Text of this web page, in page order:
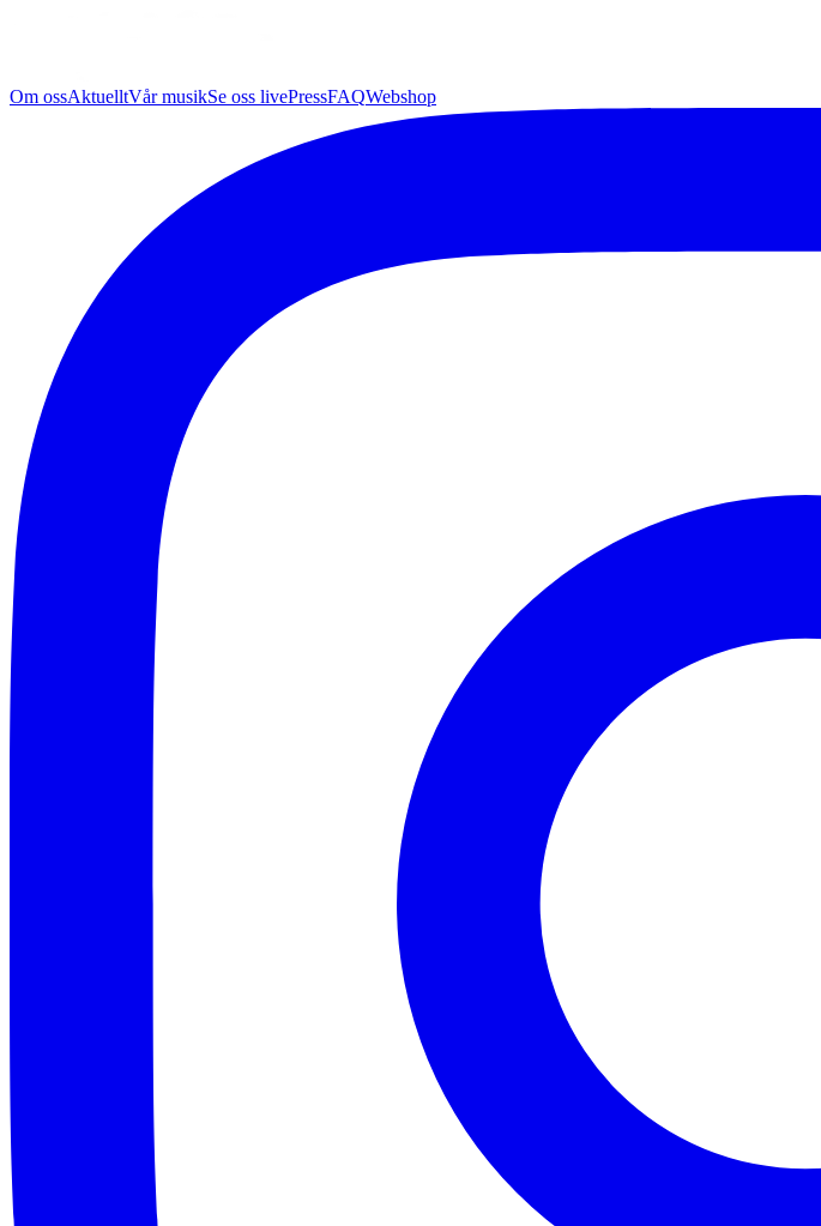
Om ossAktuelltVår musikSe oss livePressFAQWebshop